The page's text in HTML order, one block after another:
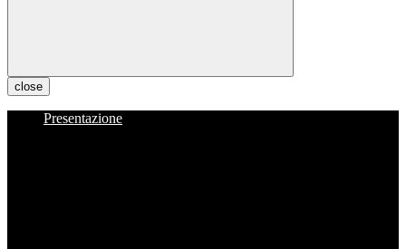
close
Presentazione